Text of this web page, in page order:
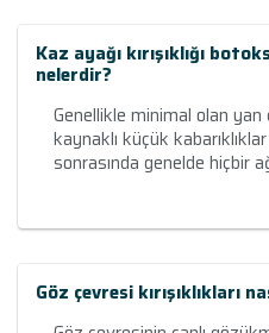
Kaz ayağı kırışıklığı
nelerdir?
Genellikle minimal olan
kaynaklı küçük
sonrasında genelde hiçbir
Göz çevresi kırışıklıkları